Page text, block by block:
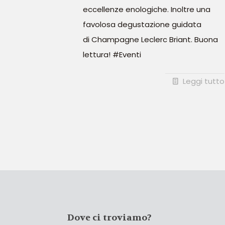
eccellenze enologiche. Inoltre una
favolosa degustazione guidata
di Champagne Leclerc Briant. Buona
lettura! #Eventi
Leggi tutto
Dove ci troviamo?